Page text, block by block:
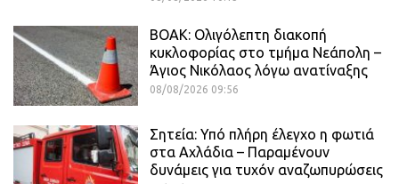
ΒΟΑΚ: Ολιγόλεπτη διακοπή
κυκλοφορίας στο τμήμα Νεάπολη –
Άγιος Νικόλαος λόγω ανατίναξης
08/08/2026 09:56
Σητεία: Υπό πλήρη έλεγχο η φωτιά
στα Αχλάδια – Παραμένουν
δυνάμεις για τυχόν αναζωπυρώσεις